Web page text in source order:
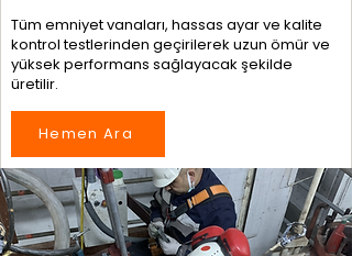
Tüm emniyet vanaları, hassas ayar ve kalite
kontrol testlerinden geçirilerek uzun ömür ve
yüksek performans sağlayacak şekilde
üretilir.
Hemen Ara